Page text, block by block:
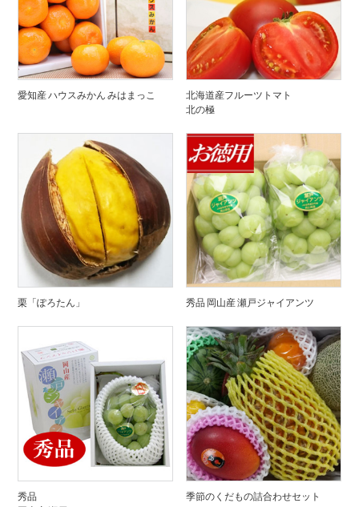
愛知産 ハウスみかん みはまっこ
北海道産フルーツトマト
北の極
栗「ぽろたん」 秀品 岡山産 瀬戸ジャイアンツ
秀品
季節のくだもの詰合わせセット